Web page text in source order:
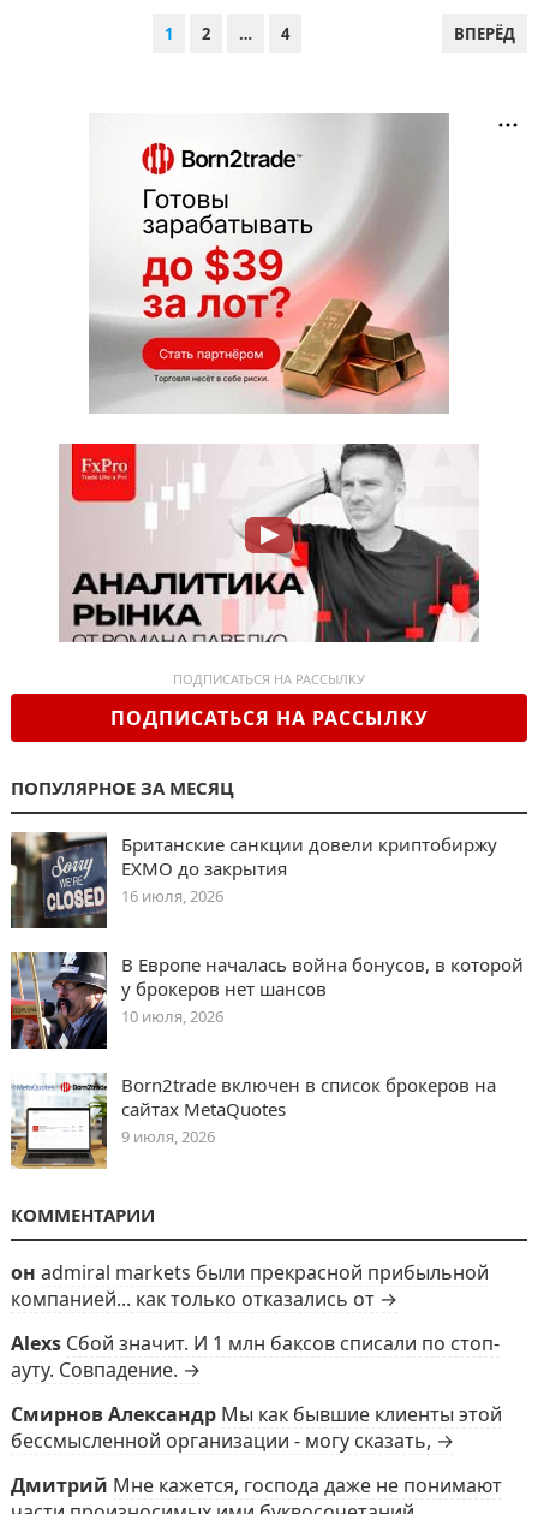
1 2 … 4 ВПЕРЁД
ПОДПИСАТЬСЯ НА РАССЫЛКУ
ПОДПИСАТЬСЯ НА РАССЫЛКУ
ПОПУЛЯРНОЕ ЗА МЕСЯЦ
Британские санкции довели криптобиржу
EXMO до закрытия
16 июля, 2026
В Европе началась война бонусов, в которой
у брокеров нет шансов
10 июля, 2026
Born2trade включен в список брокеров на
сайтах MetaQuotes
9 июля, 2026
КОММЕНТАРИИ
он admiral markets были прекрасной прибыльной
компанией... как только отказались от →
Alexs Сбой значит. И 1 млн баксов списали по стоп-
ауту. Совпадение. →
Смирнов Александр Мы как бывшие клиенты этой
бессмысленной организации - могу сказать, →
Дмитрий Мне кажется, господа даже не понимают